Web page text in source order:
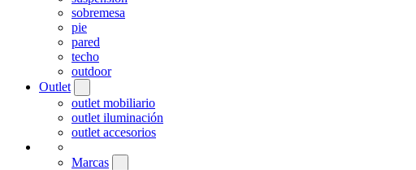
sobremesa
pie
pared
techo
outdoor
Outlet
outlet mobiliario
outlet iluminación
outlet accesorios
Marcas